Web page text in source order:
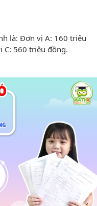
là: Đơn vị A: 160 triệu
C: 560 triệu đồng.